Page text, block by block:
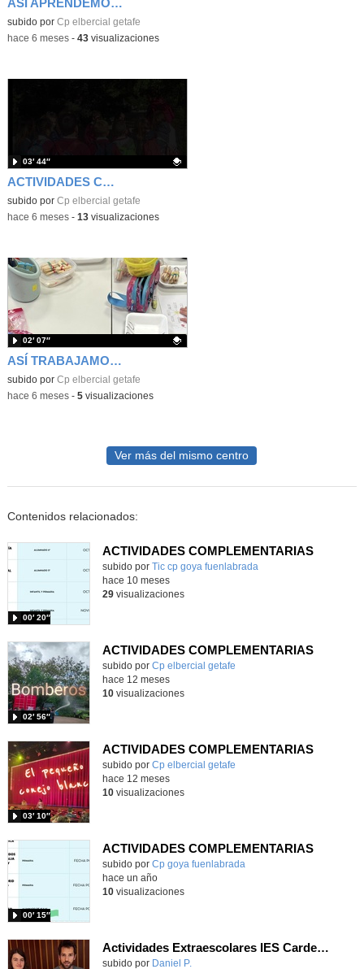
Contenido educativo.
subido por Cp elbercial getafe
-hace 6 meses- 43visualizaciones
ACTIVIDADES COMPLMENTARIAS ED. PRIMARIA 1º TRIMESTRE
Contenido educativo.
subido por Cp elbercial getafe
03′ 44″
-hace 6 meses- 13visualizaciones
ASÍ TRABAJAMOS EN 2º Y 4º
Contenido educativo.
subido por Cp elbercial getafe
02′ 07″
-hace 6 meses- 5visualizaciones
Ver más del mismo centro
Contenidos relacionados:
ACTIVIDADES COMPLEMENTARIAS
Contenido educativo.
subido por Tic cp goya fuenlabrada
00′ 20″
hace 10 meses
29visualizaciones
ACTIVIDADES COMPLEMENTARIAS
Contenido educativo.
subido por Cp elbercial getafe
02′ 56″
hace 12 meses
10visualizaciones
ACTIVIDADES COMPLEMENTARIAS
Contenido educativo.
subido por Cp elbercial getafe
03′ 10″
hace 12 meses
10visualizaciones
ACTIVIDADES COMPLEMENTARIAS
Contenido educativo.
subido por Cp goya fuenlabrada
00′ 15″
hace un año
10visualizaciones
Actividades Extraescolares IES Cardenal Herrera Oria 2023/2024
Contenido educativo.
subido por Daniel P.